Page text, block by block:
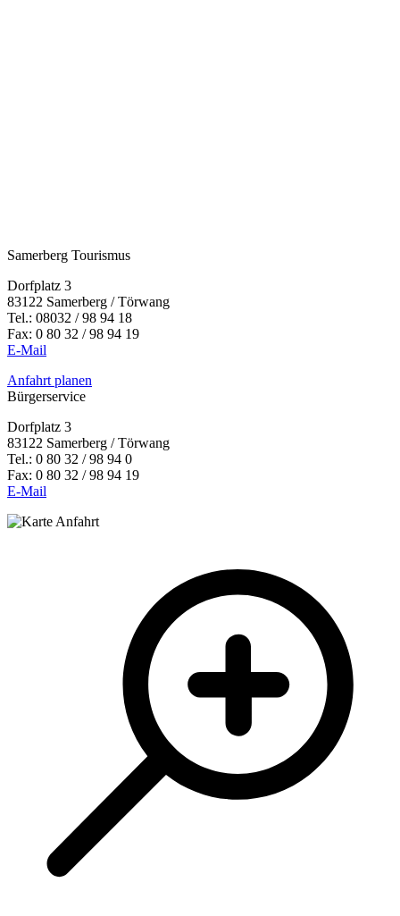
Samerberg Tourismus
Dorfplatz 3
83122 Samerberg / Törwang
Tel.: 08032 / 98 94 18
Fax: 0 80 32 / 98 94 19
E-Mail
Anfahrt planen
Bürgerservice
Dorfplatz 3
83122 Samerberg / Törwang
Tel.: 0 80 32 / 98 94 0
Fax: 0 80 32 / 98 94 19
E-Mail